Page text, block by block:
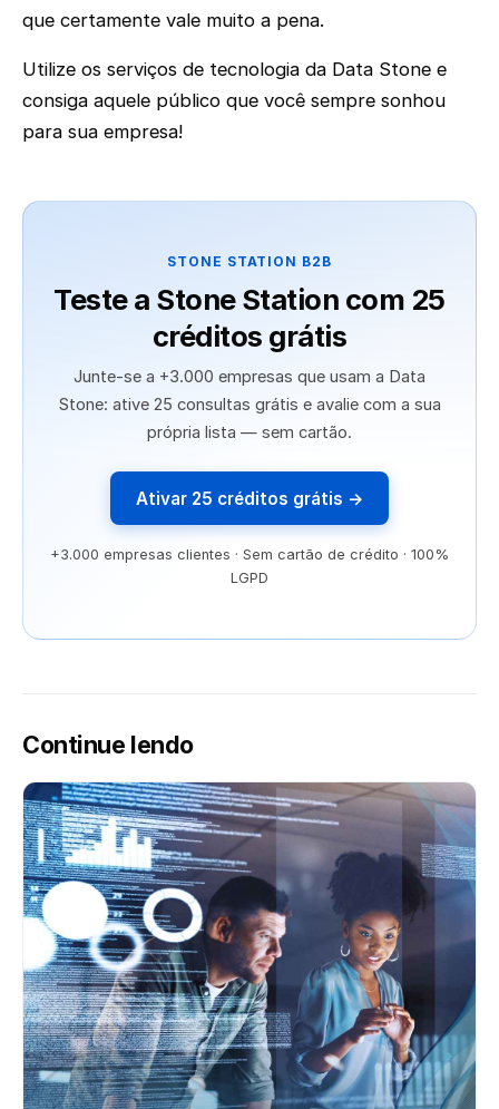
que certamente vale muito a pena.
Utilize os serviços de tecnologia da Data Stone e
consiga aquele público que você sempre sonhou
para sua empresa!
STONE STATION B2B
Teste a Stone Station com 25
créditos grátis
Junte-se a +3.000 empresas que usam a Data
Stone: ative 25 consultas grátis e avalie com a sua
própria lista — sem cartão.
Ativar 25 créditos grátis →
+3.000 empresas clientes · Sem cartão de crédito · 100%
LGPD
Continue lendo